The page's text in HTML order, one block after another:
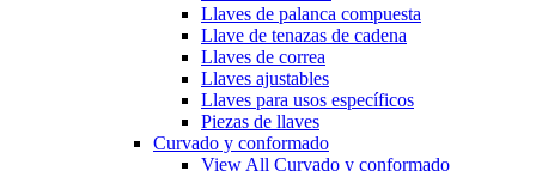
Llaves de palanca compuesta
Llave de tenazas de cadena
Llaves de correa
Llaves ajustables
Llaves para usos específicos
Piezas de llaves
Curvado y conformado
View All Curvado y conformado